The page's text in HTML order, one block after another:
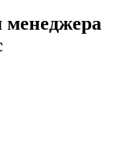
менеджера